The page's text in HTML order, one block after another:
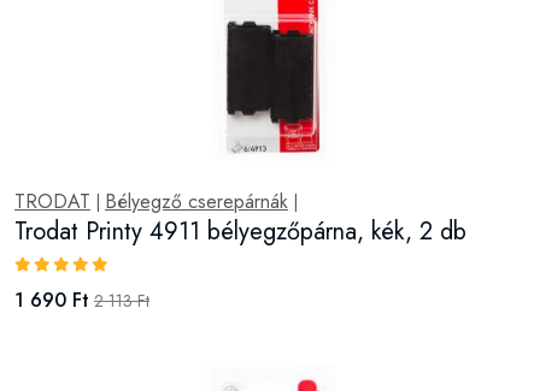
TRODAT Bélyegző cserepárnák
Trodat Printy 4911 bélyegzőpárna, kék, 2 db
1 690 Ft 2 113 Ft